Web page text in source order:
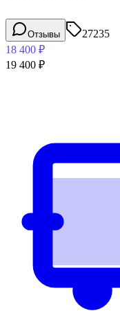
Отзывы
27235
18 400 ₽
19 400 ₽